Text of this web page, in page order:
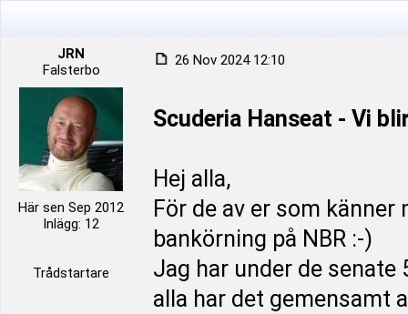
JRN
Falsterbo
Här sen Sep 2012
Inlägg: 12
Trådstartare
26 Nov 2024 12:10
Scuderia Hanseat - Vi
Hej alla,
För de av er som
bankörning på NBR :-)
Jag har under de
alla har det gemensamt